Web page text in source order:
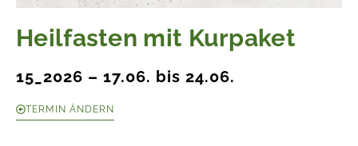
Heilfasten mit Kurpaket
15_2026 – 17.06. bis 24.06.
TERMIN ÄNDERN